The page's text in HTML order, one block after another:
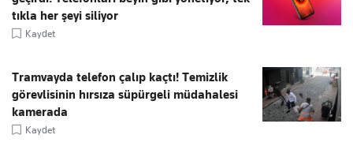
tıkla her şeyi siliyor
Kaydet
Tramvayda telefon çalıp kaçtı! Temizlik
görevlisinin hırsıza süpürgeli müdahalesi
kamerada
Kaydet